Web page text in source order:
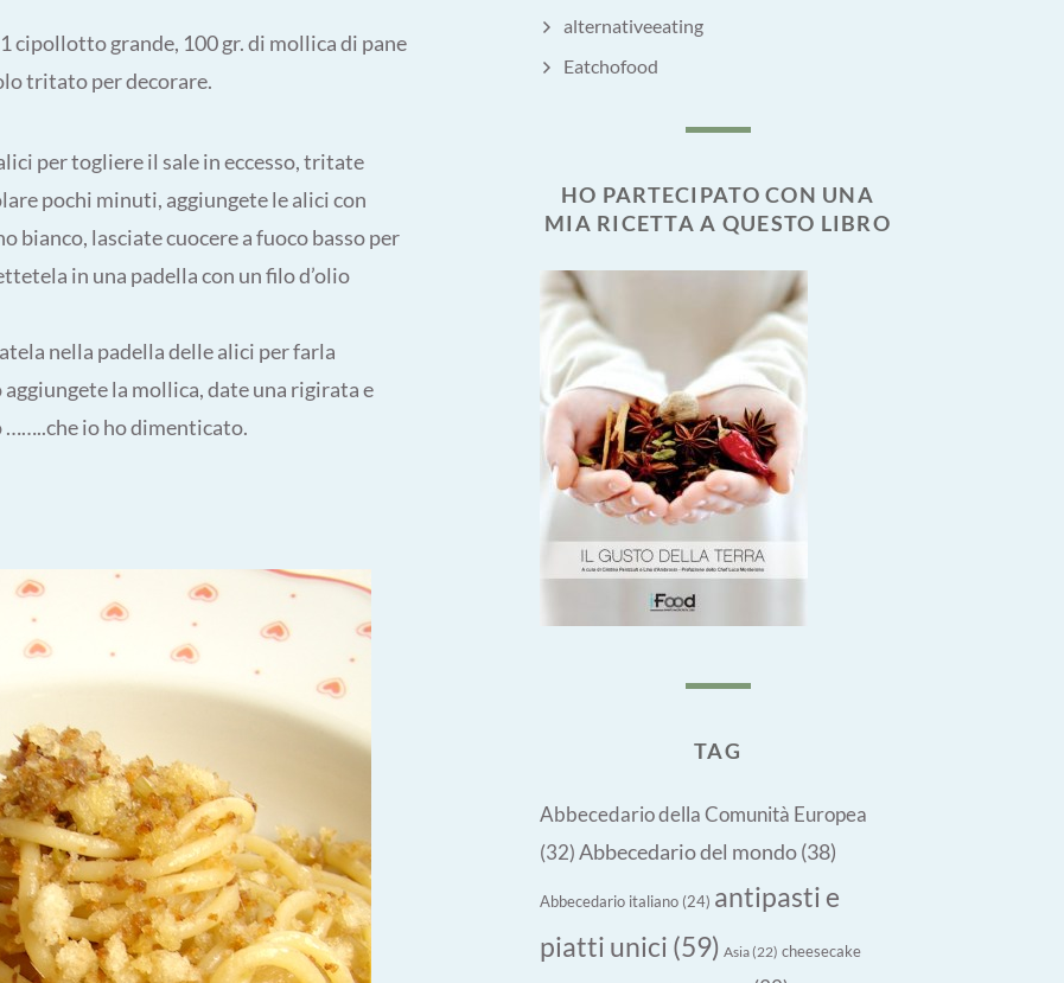
cipollotto grande, 100 gr. di mollica di pane
tritato per decorare.
per togliere il sale in eccesso, tritate
pochi minuti, aggiungete le alici con
bianco, lasciate cuocere a fuoco basso per
in una padella con un filo d’olio
nella padella delle alici per farla
la mollica, date una rigirata e
io ho dimenticato.
alternativeeating
Eatchofood
HO PARTECIPATO CON UNA
MIA RICETTA A QUESTO LIBRO
TAG
Abbecedario della Comunità Europea
(32) Abbecedario del mondo(38)
Abbecedario italiano (24) antipasti e
piatti unici (59) Asia(22) cheesecake